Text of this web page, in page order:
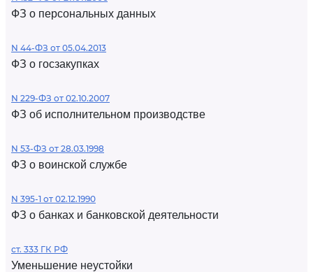
ФЗ о персональных данных
N 44-ФЗ от 05.04.2013
ФЗ о госзакупках
N 229-ФЗ от 02.10.2007
ФЗ об исполнительном производстве
N 53-ФЗ от 28.03.1998
ФЗ о воинской службе
N 395-1 от 02.12.1990
ФЗ о банках и банковской деятельности
ст. 333 ГК РФ
Уменьшение неустойки